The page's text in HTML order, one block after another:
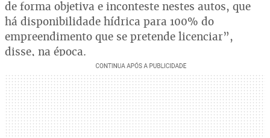
de forma objetiva e inconteste nestes autos, que
há disponibilidade hídrica para 100% do
empreendimento que se pretende licenciar”,
disse, na época.